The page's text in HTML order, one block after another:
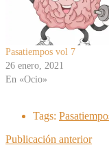
Pasatiempos vol 7
26 enero, 2021
En «Ocio»
Tags:
Publicación anterior